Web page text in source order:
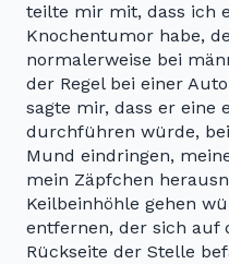
teilte mir mit, dass ich
Knochentumor habe,
normalerweise bei
der Regel bei einer
sagte mir, dass er eine
durchführen würde,
Mund eindringen,
mein Zäpfchen
Keilbeinhöhle gehen
entfernen, der sich auf
Rückseite der Stelle